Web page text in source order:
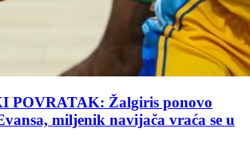
POVRATAK: Žalgiris ponovo
miljenik navijača vraća se u